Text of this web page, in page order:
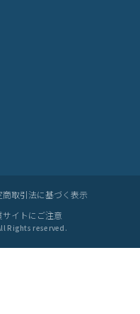
行に役立ちます。